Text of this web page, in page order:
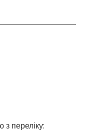
переліку: